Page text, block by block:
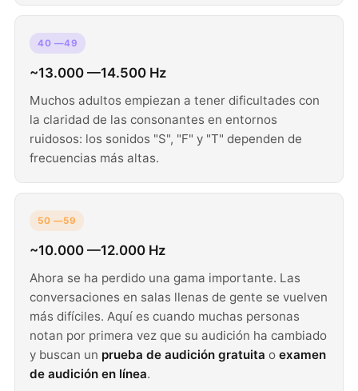
40 —49
~13.000 —14.500 Hz
Muchos adultos empiezan a tener dificultades con
la claridad de las consonantes en entornos
ruidosos: los sonidos "S", "F" y "T" dependen de
frecuencias más altas.
50 —59
~10.000 —12.000 Hz
Ahora se ha perdido una gama importante. Las
conversaciones en salas llenas de gente se vuelven
más difíciles. Aquí es cuando muchas personas
notan por primera vez que su audición ha cambiado
y buscan un prueba de audición gratuita o examen
de audición en línea.